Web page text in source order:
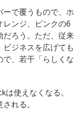
で覆うもので、ホ
レンジ、ピンクの6
だろう。ただ、従来
ビジネスを広げても
で、若干「らしくな
使えなくなる。
れる。